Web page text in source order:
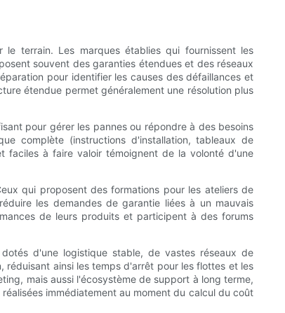
terrain. Les marques établies qui fournissent les
souvent des garanties étendues et des réseaux
pour identifier les causes des défaillances et
étendue permet généralement une résolution plus
pour gérer les pannes ou répondre à des besoins
complète (instructions d'installation, tableaux de
faciles à faire valoir témoignent de la volonté d'une
qui proposent des formations pour les ateliers de
les demandes de garantie liées à un mauvais
de leurs produits et participent à des forums
d'une logistique stable, de vastes réseaux de
ainsi les temps d'arrêt pour les flottes et les
mais aussi l'écosystème de support à long terme,
immédiatement au moment du calcul du coût